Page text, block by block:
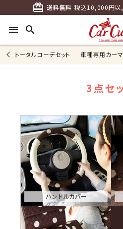
card_giftcard 送料無料 税込10,000円以
menu search
トータルコーデセット 車種専用カーマ
3点セ